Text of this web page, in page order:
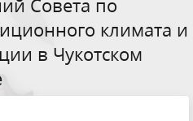
Совета по
климата и
в Чукотском